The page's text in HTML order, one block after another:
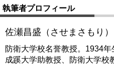
執筆者プロフィール
佐瀬昌盛（させまさもり）
防衛大学校名誉教授。1934年
成蹊大学助教授、防衛大学校